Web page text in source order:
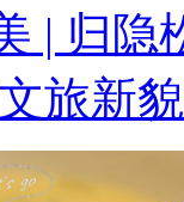
| 归隐
旅新貌